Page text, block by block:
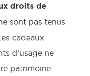
droits de
sont pas tenus
cadeaux
d’usage ne
patrimoine